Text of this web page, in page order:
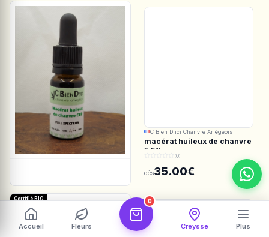
C Bien D'ici Chanvre Ariégeois
macérat huileux de chanvre
5.5%
(0)
dès35.00€
Certifié BIO
Accueil Fleurs
0
Creysse Plus